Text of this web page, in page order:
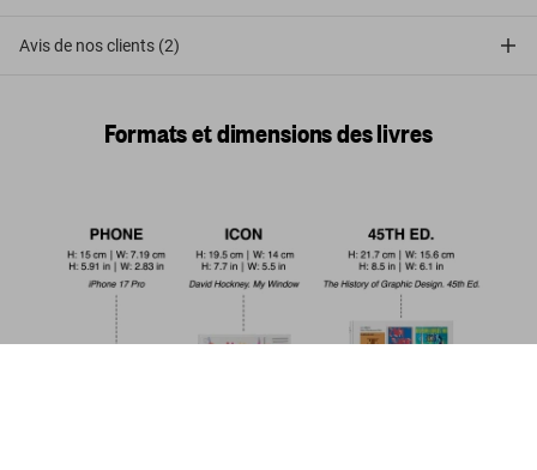
Avis de nos clients (2)
Formats et dimensions des livres